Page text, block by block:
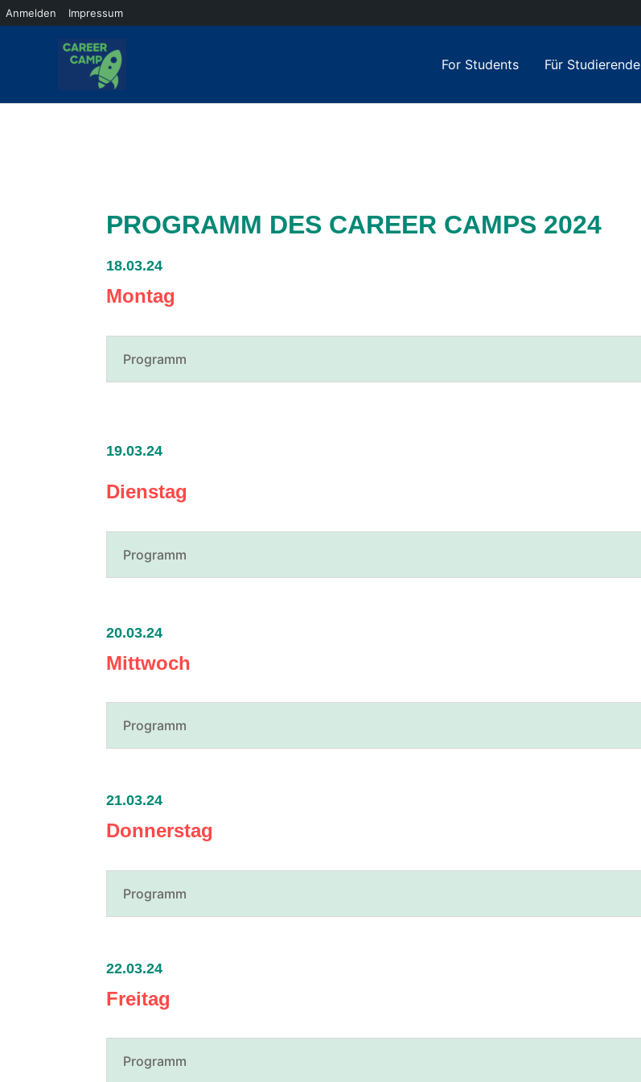
Anmelden Impressum
For Students Für Studierende
PROGRAMM DES CAREER CAMPS 2024
18.03.24
Montag
Programm
19.03.24
Dienstag
Programm
20.03.24
Mittwoch
Programm
21.03.24
Donnerstag
Programm
22.03.24
Freitag
Programm